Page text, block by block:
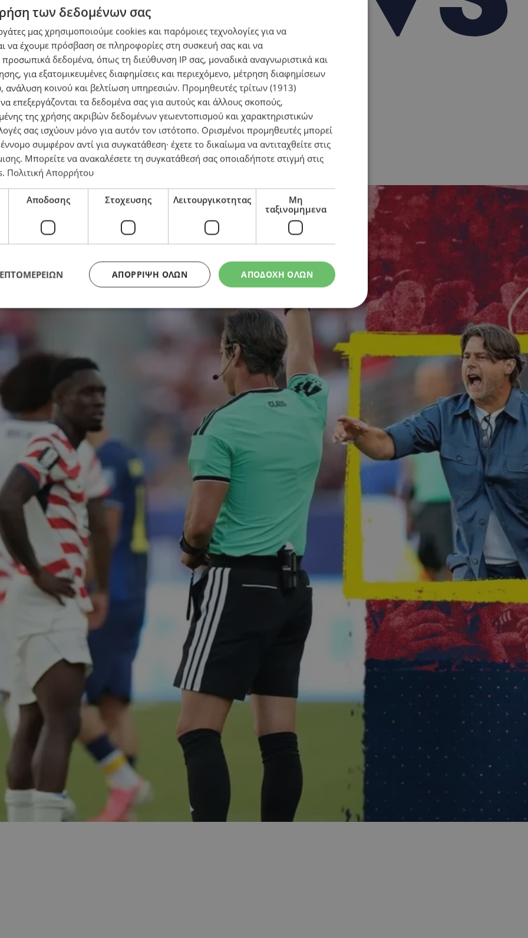
κάθε κόκκινη γραμμή, πρωτοφανής, και ακατανόητη απόφαση»
των δεδομένων σας
μας χρησιμοποιούμε cookies και παρόμοιες τεχνολογίες για να
να έχουμε πρόσβαση σε πληροφορίες στη συσκευή σας και να
προσωπικά δεδομένα, όπως τη διεύθυνση IP σας, μοναδικά αναγνωριστικά και
για εξατομικευμένες διαφημίσεις και περιεχόμενο, μέτρηση διαφημίσεων
ανάλυση κοινού και βελτίωση υπηρεσιών. Προμηθευτές τρίτων (1913)
να επεξεργάζονται τα δεδομένα σας για αυτούς και άλλους σκοπούς,
της χρήσης ακριβών δεδομένων γεωεντοπισμού και χαρακτηριστικών
σας ισχύουν μόνο για αυτόν τον ιστότοπο. Ορισμένοι προμηθευτές μπορεί
συμφέρον αντί για συγκατάθεση· έχετε το δικαίωμα να αντιταχθείτε στις
. Μπορείτε να ανακαλέσετε τη συγκατάθεσή σας οποιαδήποτε στιγμή στις
. Πολιτική Απορρήτου
Αποδοσης Στοχευσης Λειτουργικοτητας
Μη
ταξινομημενα
ΑΠΟΔΟΧΗ ΟΛΩΝ
ΑΠΌΡΡΙΨΗ ΌΛΩΝ